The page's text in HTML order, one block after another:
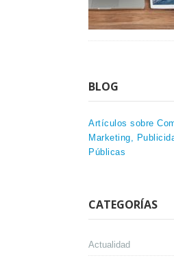
BLOG
Artículos sobre
Marketing,
Públicas
CATEGORÍAS
Actualidad